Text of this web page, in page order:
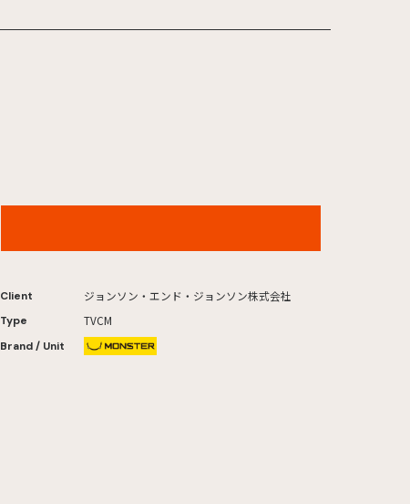
Client ジョンソン・エンド・ジョンソン株式会社
Type TVCM
Brand / Unit